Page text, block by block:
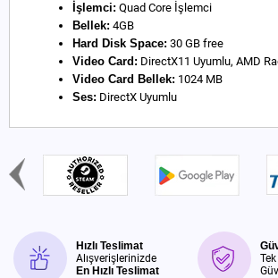
İşlemci: Quad Core İşlemci
Bellek: 4GB
Hard Disk Space: 30 GB free
Video Card: DirectX11 Uyumlu, AMD
Video Card Bellek: 1024 MB
Ses: DirectX Uyumlu
Hızlı Teslimat
Alışverişlerinizde
En Hızlı Teslimat
Tek